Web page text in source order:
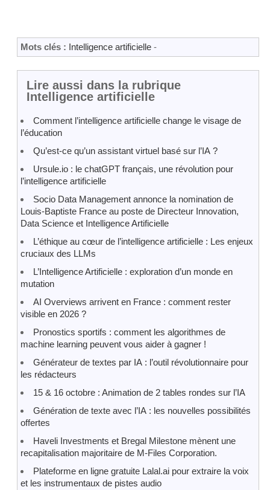
Mots clés : Intelligence artificielle -
Lire aussi dans la rubrique
Intelligence artificielle
Comment l’intelligence artificielle change le visage de
l’éducation
Qu’est-ce qu’un assistant virtuel basé sur l’IA ?
Ursule.io : le chatGPT français, une révolution pour
l’intelligence artificielle
Socio Data Management annonce la nomination de
Louis-Baptiste France au poste de Directeur Innovation,
Data Science et Intelligence Artificielle
L’éthique au cœur de l’intelligence artificielle : Les enjeux
cruciaux des LLMs
L’Intelligence Artificielle : exploration d’un monde en
mutation
AI Overviews arrivent en France : comment rester
visible en 2026 ?
Pronostics sportifs : comment les algorithmes de
machine learning peuvent vous aider à gagner !
Générateur de textes par IA : l’outil révolutionnaire pour
les rédacteurs
15 & 16 octobre : Animation de 2 tables rondes sur l’IA
Génération de texte avec l’IA : les nouvelles possibilités
offertes
Haveli Investments et Bregal Milestone mènent une
recapitalisation majoritaire de M-Files Corporation.
Plateforme en ligne gratuite Lalal.ai pour extraire la voix
et les instrumentaux de pistes audio